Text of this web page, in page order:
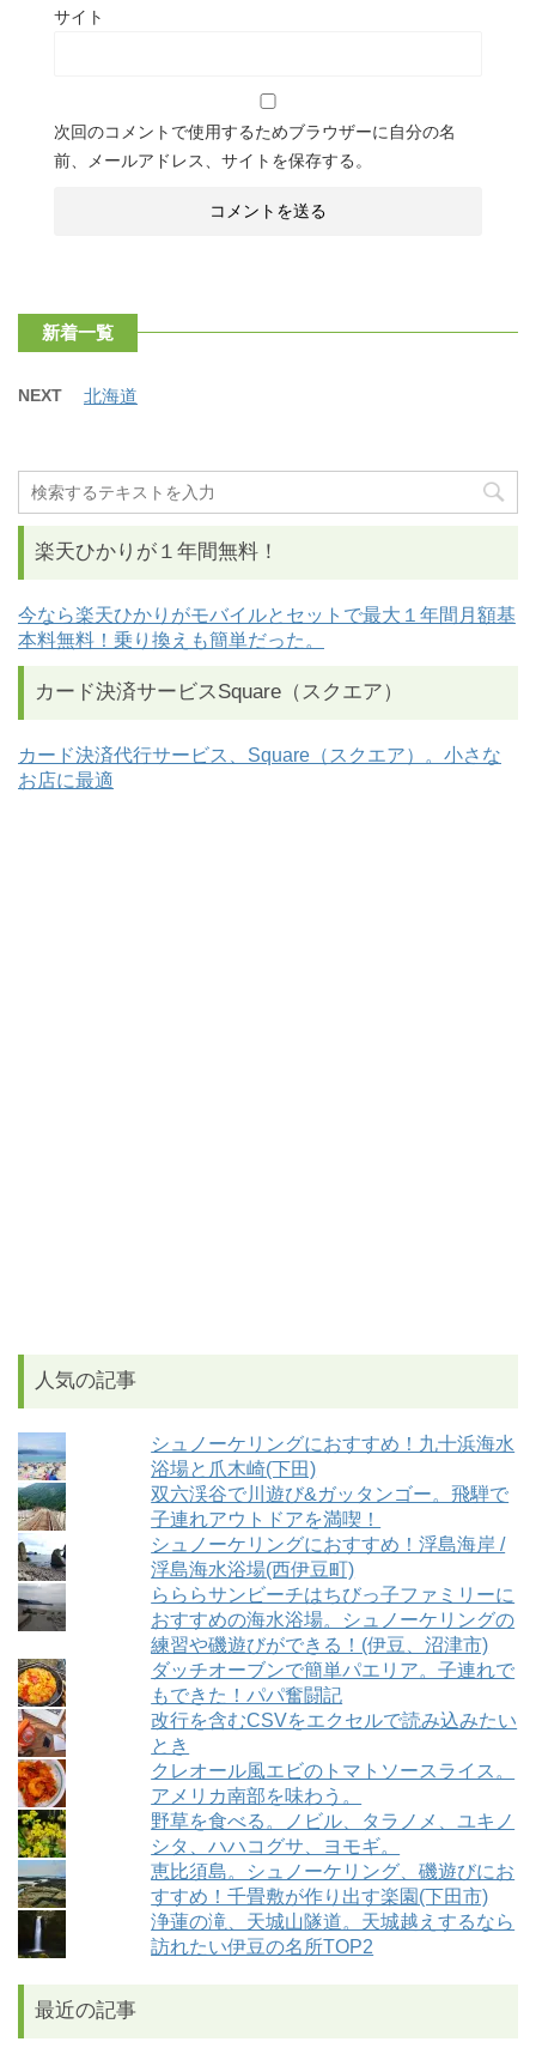
サイト
次回のコメントで使用するためブラウザーに自分の名
前、メールアドレス、サイトを保存する。
新着一覧
NEXT 北海道
楽天ひかりが１年間無料！
今なら楽天ひかりがモバイルとセットで最大１年間月額基
本料無料！乗り換えも簡単だった。
カード決済サービスSquare（スクエア）
カード決済代行サービス、Square（スクエア）。小さな
お店に最適
人気の記事
シュノーケリングにおすすめ！九十浜海水
浴場と爪木崎(下田)
双六渓谷で川遊び&ガッタンゴー。飛騨で
子連れアウトドアを満喫！
シュノーケリングにおすすめ！浮島海岸 /
浮島海水浴場(西伊豆町)
らららサンビーチはちびっ子ファミリーに
おすすめの海水浴場。シュノーケリングの
練習や磯遊びができる！(伊豆、沼津市)
ダッチオーブンで簡単パエリア。子連れで
もできた！パパ奮闘記
改行を含むCSVをエクセルで読み込みたい
とき
クレオール風エビのトマトソースライス。
アメリカ南部を味わう。
野草を食べる。ノビル、タラノメ、ユキノ
シタ、ハハコグサ、ヨモギ。
恵比須島。シュノーケリング、磯遊びにお
すすめ！千畳敷が作り出す楽園(下田市)
浄蓮の滝、天城山隧道。天城越えするなら
訪れたい伊豆の名所TOP2
最近の記事